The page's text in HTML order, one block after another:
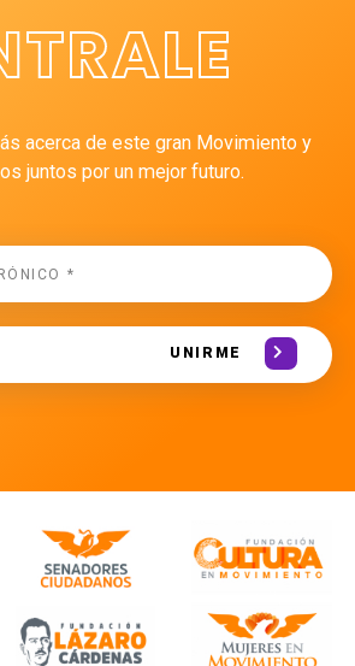
acerca de este gran Movimiento y
juntos por un mejor futuro.
UNIRME